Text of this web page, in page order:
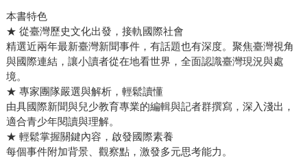
本書特色
★ 從臺灣歷史文化出發，接軌國際社會
精選近兩年最新臺灣新聞事件，有話題也有深度。聚焦臺灣視角
與國際連結，讓小讀者從在地看世界，全面認識臺灣現況與處
境。
★ 專家團隊嚴選與解析，輕鬆讀懂
由具國際新聞與兒少教育專業的編輯與記者群撰寫，深入淺出，
適合青少年閱讀與理解。
★ 輕鬆掌握關鍵內容，啟發國際素養
每個事件附加背景、觀察點，激發多元思考能力。